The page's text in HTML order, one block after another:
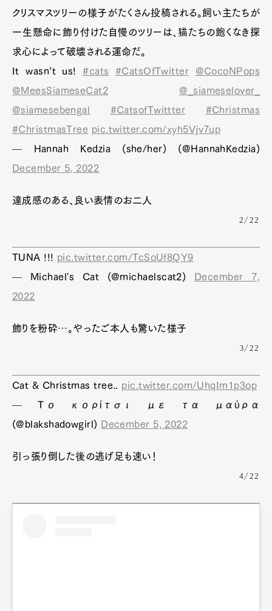
クリスマスツリーの様子がたくさん投稿される。飼い主たちが
一生懸命に飾り付けた自慢のツリーは、猫たちの飽くなき探
求心によって破壊される運命だ。
It wasn’t us!#cats #CatsOfTwitter
@CocoNPops
@MeesSiameseCat2
@_siameselover_
@siamesebengal
#CatsofTwittter
#Christmas
#ChristmasTree pic.twitter.com/xyh5Vjv7up
— Hannah Kedzia (she/her) (@HannahKedzia)
December 5, 2022
達成感のある、良い表情のお二人
2/22
TUNA !!! pic.twitter.com/TcSoUf8QY9
— Michael's Cat (@michaelscat2)
December 7,
2022
飾りを粉砕…。やったご本人も驚いた様子
3/22
Cat & Christmas tree.. pic.twitter.com/UhqIm1p3op
— Το κορίτσι με τα μαύρα
(@blakshadowgirl)
December 5, 2022
引っ張り倒した後の逃げ足も速い！
4/22